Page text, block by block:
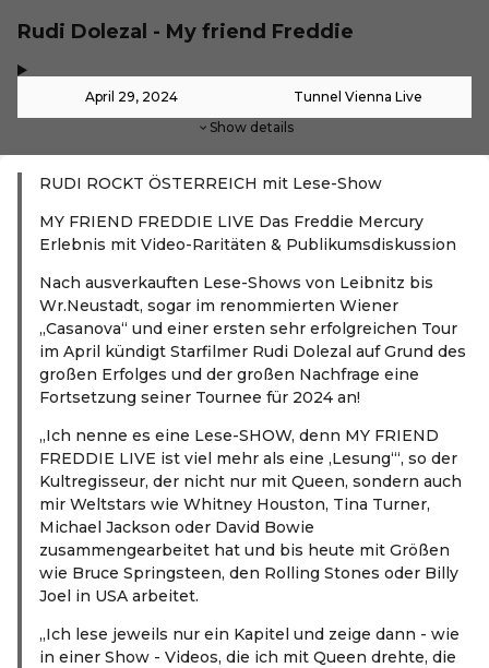
Rudi Dolezal - My friend Freddie
April 29, 2024 Tunnel Vienna Live
Show details
RUDI ROCKT ÖSTERREICH mit Lese-Show
MY FRIEND FREDDIE LIVE Das Freddie Mercury
Erlebnis mit Video-Raritäten & Publikumsdiskussion
Nach ausverkauften Lese-Shows von Leibnitz bis
Wr.Neustadt, sogar im renommierten Wiener
„Casanova“ und einer ersten sehr erfolgreichen Tour
im April kündigt Starfilmer Rudi Dolezal auf Grund des
großen Erfolges und der großen Nachfrage eine
Fortsetzung seiner Tournee für 2024 an!
„Ich nenne es eine Lese-SHOW, denn MY FRIEND
FREDDIE LIVE ist viel mehr als eine ‚Lesung‘“, so der
Kultregisseur, der nicht nur mit Queen, sondern auch
mir Weltstars wie Whitney Houston, Tina Turner,
Michael Jackson oder David Bowie
zusammengearbeitet hat und bis heute mit Größen
wie Bruce Springsteen, den Rolling Stones oder Billy
Joel in USA arbeitet.
„Ich lese jeweils nur ein Kapitel und zeige dann - wie
in einer Show - Videos, die ich mit Queen drehte, die